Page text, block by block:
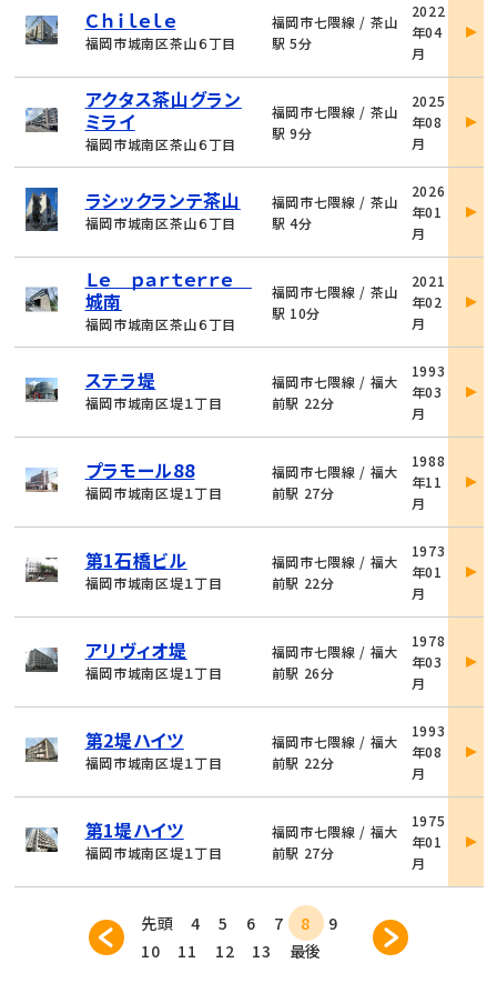
Ｃｈｉｌｅｌｅ
福岡市城南区茶山６丁目
福岡市七隈線 / 茶山
駅 5分
2022
年04
月
詳
アクタス茶山グラン
ミライ
福岡市城南区茶山６丁目
福岡市七隈線 / 茶山
駅 9分
2025
年08
月
詳
ラシックランテ茶山
福岡市城南区茶山６丁目
福岡市七隈線 / 茶山
駅 4分
2026
年01
月
詳
Ｌｅ ｐａｒｔｅｒｒｅ
城南
福岡市城南区茶山６丁目
福岡市七隈線 / 茶山
駅 10分
2021
年02
月
詳
ステラ堤
福岡市城南区堤１丁目
福岡市七隈線 / 福大
前駅 22分
1993
年03
月
詳
プラモール88
福岡市城南区堤１丁目
福岡市七隈線 / 福大
前駅 27分
1988
年11
月
詳
第1石橋ビル
福岡市城南区堤１丁目
福岡市七隈線 / 福大
前駅 22分
1973
年01
月
詳
アリヴィオ堤
福岡市城南区堤１丁目
福岡市七隈線 / 福大
前駅 26分
1978
年03
月
詳
第2堤ハイツ
福岡市城南区堤１丁目
福岡市七隈線 / 福大
前駅 22分
1993
年08
月
詳
第1堤ハイツ
福岡市城南区堤１丁目
福岡市七隈線 / 福大
前駅 27分
1975
年01
月
詳
先頭 4 5 6 7 8
9
10
11 12 13 最後